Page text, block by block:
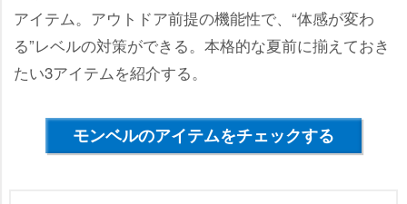
アイテム。アウトドア前提の機能性で、“体感が変わ
る”レベルの対策ができる。本格的な夏前に揃えておき
たい3アイテムを紹介する。
モンベルのアイテムをチェックする